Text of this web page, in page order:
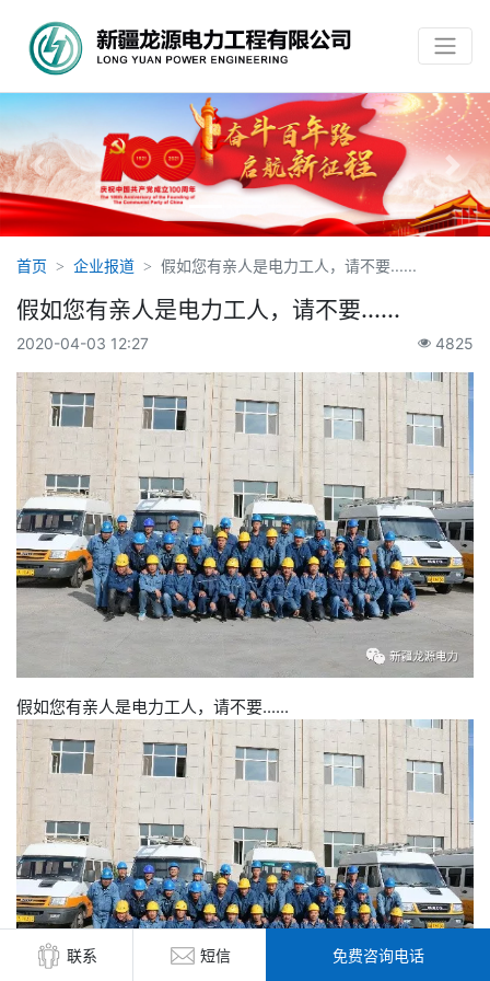
Previous Next
首页 企业报道 假如您有亲人是电力工人，请不要......
假如您有亲人是电力工人，请不要......
2020-04-03 12:27 4825
假如您有亲人是电力工人，请不要......
联系 短信 免费咨询电话